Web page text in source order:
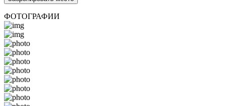
ФОТОГРАФИИ